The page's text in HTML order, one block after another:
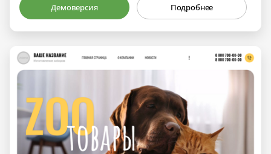
Демоверсия Подробнее